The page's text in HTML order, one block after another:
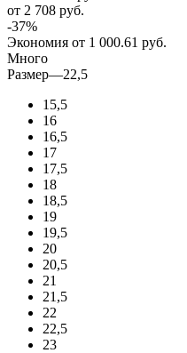
от 2 708 руб.
-37%
Экономия от 1 000.61 руб.
Много
Размер—22,5
15,5
16
16,5
17
17,5
18
18,5
19
19,5
20
20,5
21
21,5
22
22,5
23